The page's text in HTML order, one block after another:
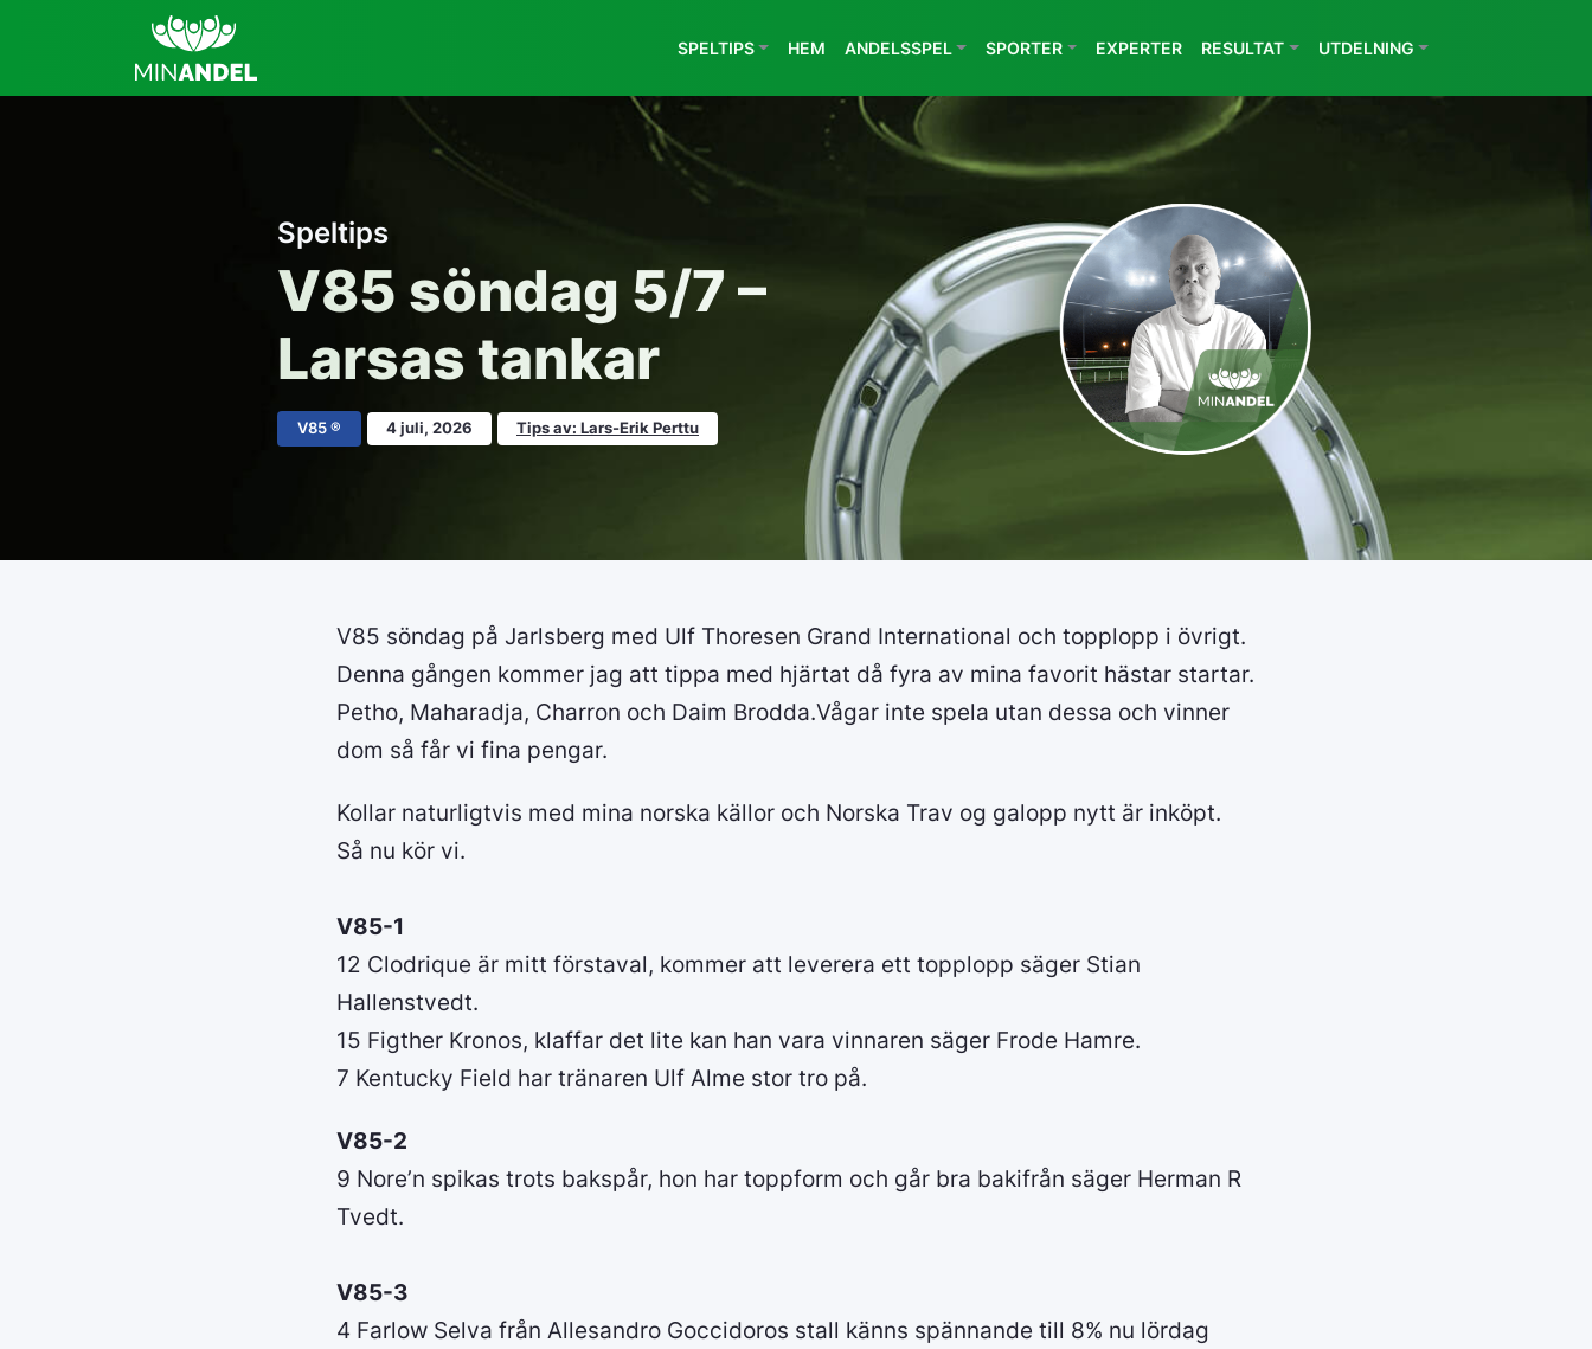
SPELTIPS HEM ANDELSSPEL SPORTER EXPERTER RESULTAT UTDELNING
Speltips
V85 söndag 5/7 –
Larsas tankar
V85 ® 4 juli, 2026 Tips av: Lars-Erik Perttu
V85 söndag på Jarlsberg med Ulf Thoresen Grand International och topplopp i övrigt.
Denna gången kommer jag att tippa med hjärtat då fyra av mina favorit hästar startar.
Petho, Maharadja, Charron och Daim Brodda.Vågar inte spela utan dessa och vinner
dom så får vi fina pengar.
Kollar naturligtvis med mina norska källor och Norska Trav og galopp nytt är inköpt.
Så nu kör vi.
V85-1
12 Clodrique är mitt förstaval, kommer att leverera ett topplopp säger Stian
Hallenstvedt.
15 Figther Kronos, klaffar det lite kan han vara vinnaren säger Frode Hamre.
7 Kentucky Field har tränaren Ulf Alme stor tro på.
V85-2
9 Nore’n spikas trots bakspår, hon har toppform och går bra bakifrån säger Herman R
Tvedt.
V85-3
4 Farlow Selva från Allesandro Goccidoros stall känns spännande till 8% nu lördag